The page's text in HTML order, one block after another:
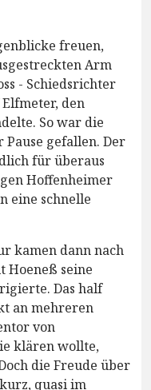
freuen,
Arm
- Schiedsrichter
den
So war die
gefallen. Der
für überaus
Hoffenheimer
eine schnelle
kamen dann nach
Hoeneß seine
Das half
an mehreren
von
klären wollte,
die Freude über
quasi im